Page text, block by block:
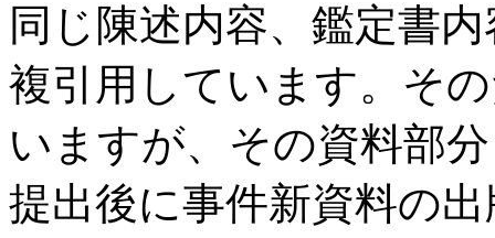
同じ陳述内容、鑑定書
複引用しています。そ
いますが、その資料部
提出後に事件新資料の